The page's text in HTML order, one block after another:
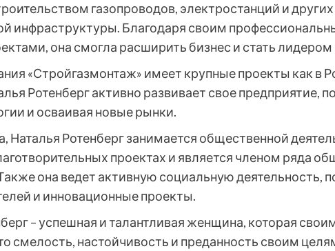
газопроводов, электростанций и
инфраструктуры. Благодаря своим
она смогла расширить бизнес и стать лидером
«Стройгазмонтаж» имеет крупные проекты как в
Ротенберг активно развивает свое предприятие,
и осваивая новые рынки.
Наталья Ротенберг занимается общественной
проектах и является членом ряда
она ведет активную социальную
и инновационные проекты.
– успешная и талантливая женщина, которая
смелость, настойчивость и преданность своим